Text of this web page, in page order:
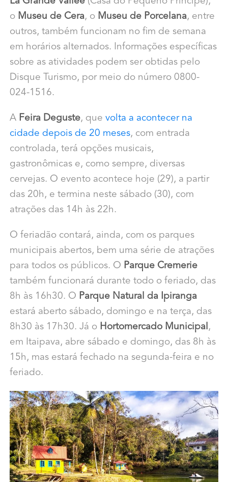
o Museu de Cera, o Museu de Porcelana, entre
outros, também funcionam no fim de semana
em horários alternados. Informações específicas
sobre as atividades podem ser obtidas pelo
Disque Turismo, por meio do número 0800-
024-1516.
A Feira Deguste, que volta a acontecer na
cidade depois de 20 meses, com entrada
controlada, terá opções musicais,
gastronômicas e, como sempre, diversas
cervejas. O evento acontece hoje (29), a partir
das 20h, e termina neste sábado (30), com
atrações das 14h às 22h.
O feriadão contará, ainda, com os parques
municipais abertos, bem uma série de atrações
para todos os públicos. O Parque Cremerie
também funcionará durante todo o feriado, das
8h às 16h30. O Parque Natural da Ipiranga
estará aberto sábado, domingo e na terça, das
8h30 às 17h30. Já o Hortomercado Municipal ,
em Itaipava, abre sábado e domingo, das 8h às
15h, mas estará fechado na segunda-feira e no
feriado.